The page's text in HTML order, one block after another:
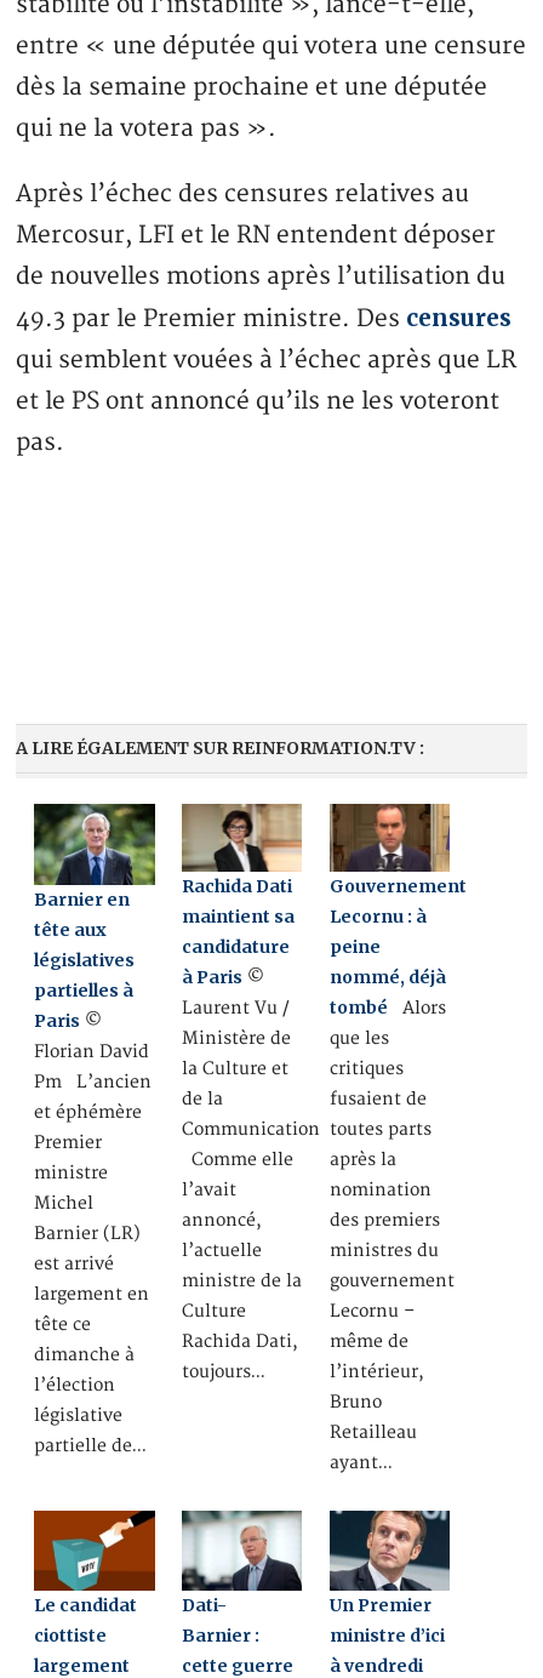
entre « une députée qui votera une censure
dès la semaine prochaine et une députée
qui ne la votera pas ».
Après l’échec des censures relatives au
Mercosur, LFI et le RN entendent déposer
de nouvelles motions après l’utilisation du
49.3 par le Premier ministre. Des censures
qui semblent vouées à l’échec après que LR
et le PS ont annoncé qu’ils ne les voteront
pas.
A LIRE ÉGALEMENT SUR REINFORMATION.TV :
Barnier en
tête aux
législatives
partielles à
Paris ©
Florian David
Pm L’ancien
et éphémère
Premier
ministre
Michel
Barnier (LR)
est arrivé
largement en
tête ce
dimanche à
l’élection
législative
partielle de…
Rachida Dati
maintient sa
candidature
à Paris ©
Laurent Vu /
Ministère de
la Culture et
de la
Communication
Comme elle
l’avait
annoncé,
l’actuelle
ministre de la
Culture
Rachida Dati,
toujours…
Gouvernement
Lecornu : à
peine
nommé, déjà
tombé Alors
que les
critiques
fusaient de
toutes parts
après la
nomination
des premiers
ministres du
gouvernement
Lecornu –
même de
l’intérieur,
Bruno
Retailleau
ayant…
Le candidat
ciottiste
largement
Dati-
Barnier :
cette guerre
Un Premier
ministre d’ici
à vendredi